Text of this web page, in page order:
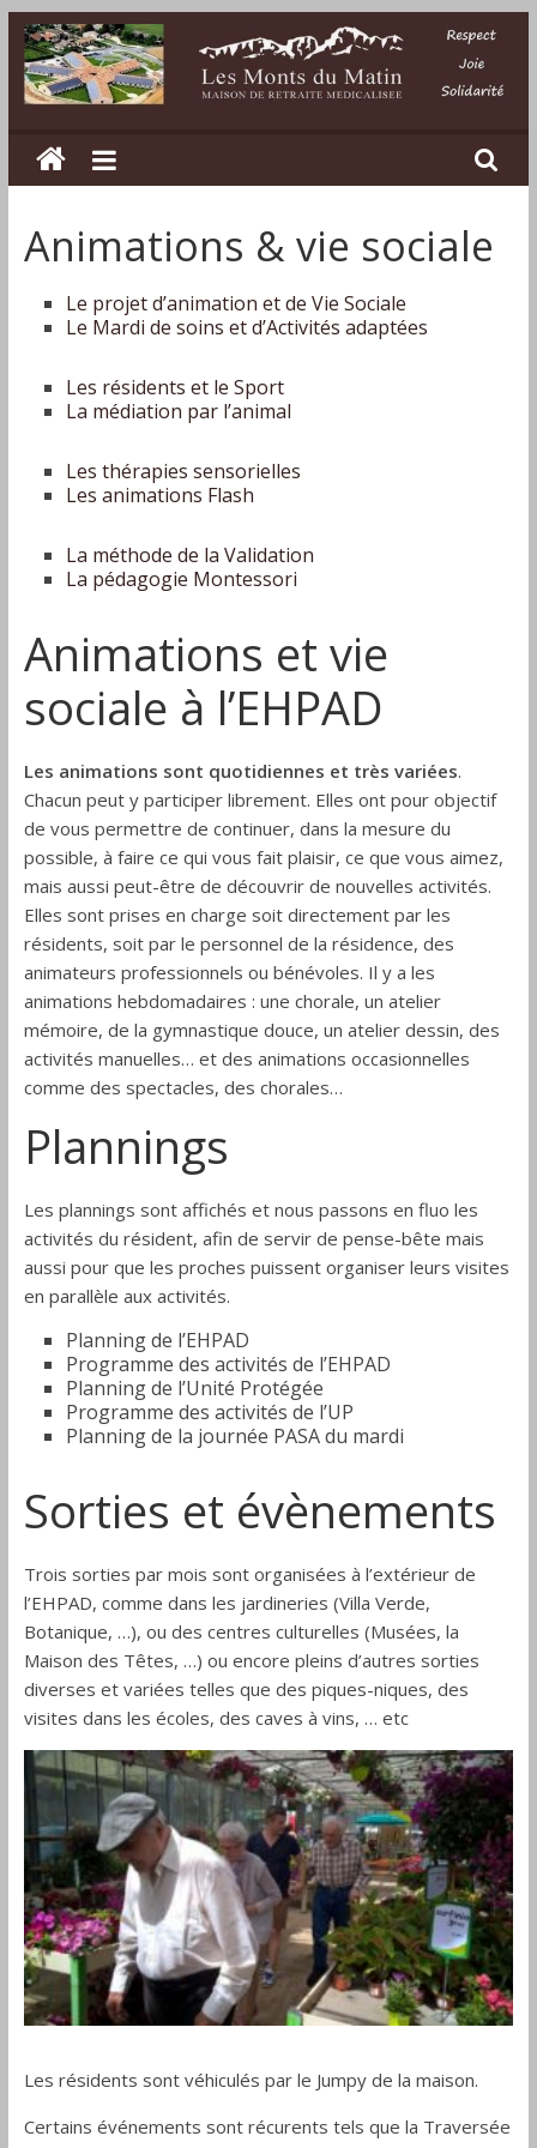
Passer
au
contenu
Les
Monts
du
Matin
Maison
médicalisée
dans
Drôme
Animations & vie sociale
Le projet d’animation et de Vie Sociale
Le Mardi de soins et d’Activités adaptées
Les résidents et le Sport
La médiation par l’animal
Les thérapies sensorielles
Les animations Flash
La méthode de la Validation
La pédagogie Montessori
Animations et vie
sociale à l’EHPAD
Les animations sont quotidiennes et très variées.
Chacun peut y participer librement. Elles ont pour objectif
de vous permettre de continuer, dans la mesure du
possible, à faire ce qui vous fait plaisir, ce que vous aimez,
mais aussi peut-être de découvrir de nouvelles activités.
Elles sont prises en charge soit directement par les
résidents, soit par le personnel de la résidence, des
animateurs professionnels ou bénévoles. Il y a les
animations hebdomadaires : une chorale, un atelier
mémoire, de la gymnastique douce, un atelier dessin, des
activités manuelles… et des animations occasionnelles
comme des spectacles, des chorales…
Plannings
Les plannings sont affichés et nous passons en fluo les
activités du résident, afin de servir de pense-bête mais
aussi pour que les proches puissent organiser leurs visites
en parallèle aux activités.
Planning de l’EHPAD
Programme des activités de l’EHPAD
Planning de l’Unité Protégée
Programme des activités de l’UP
Planning de la journée PASA du mardi
Sorties et évènements
Trois sorties par mois sont organisées à l’extérieur de
l’EHPAD, comme dans les jardineries (Villa Verde,
Botanique, …), ou des centres culturelles (Musées, la
Maison des Têtes, …) ou encore pleins d’autres sorties
diverses et variées telles que des piques-niques, des
visites dans les écoles, des caves à vins, … etc
Les résidents sont véhiculés par le Jumpy de la maison.
Certains événements sont récurents tels que la Traversée